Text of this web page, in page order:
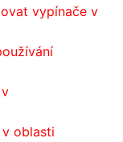
vypínače v
oblasti